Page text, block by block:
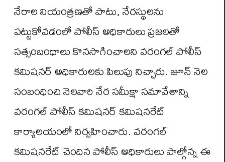
నేరాల నియంత్రణతో పాటు, నేరస్థులను
పట్టుకోవడంలో పోలీస్‌ అధికారులు ప్రజలతో
సత్సంబంధాలు కొనసాగించాలని వరంగల్‌ పోలీస్‌
కమిషనర్‌ అధికారులకు పిలుపు నిచ్చారు. జూన్‌ నెల
సంబంధించి నెలవారి నేర సమీక్షా సమావేశాన్ని
వరంగల్‌ పోలీస్‌ కమిషనర్‌ కమిషనరేట్‌
కార్యాలయంలో నిర్వహించారు. వరంగల్‌
కమిషనరేట్‌ చెందిన పోలీస్‌ అధికారులు పాల్గోన్న ఈ